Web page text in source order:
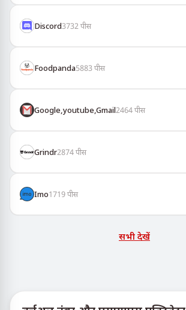
Discord3732 पीस
Foodpanda5883पीस
Google,youtube,Gmail2464पीस
Grindr2874पीस
Imo1719पीस
सभी देखें